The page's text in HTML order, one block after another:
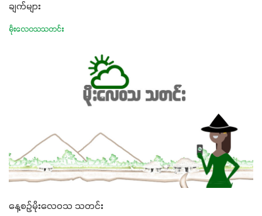
ချက်များ
မိုးလေဝသသတင်း
နေ့စဉ်မိုးလေဝသ သတင်း